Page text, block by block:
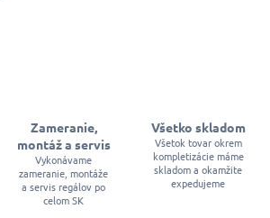
Zameranie,
montáž a servis
Vykonávame
zameranie, montáže
a servis regálov po
celom SK
Všetko skladom
Všetok tovar okrem
kompletizácie máme
skladom a okamžite
expedujeme